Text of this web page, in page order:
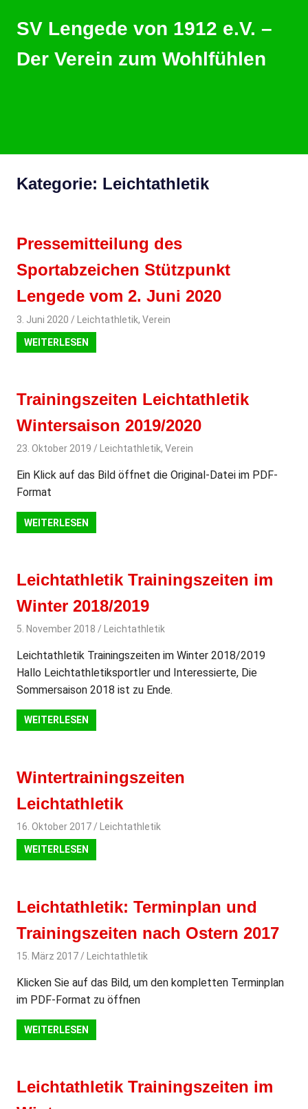
InhaltSV Lengede von 1912 e.V. –
Der Verein zum Wohlfühlen
Kategorie: Leichtathletik
Pressemitteilung des
Sportabzeichen Stützpunkt
Lengede vom 2. Juni 2020
3. Juni 2020 svladmin
Leichtathletik, Verein
WEITERLESEN
Trainingszeiten Leichtathletik
Wintersaison 2019/2020
23. Oktober 2019 svladmin
Leichtathletik, Verein
Ein Klick auf das Bild öffnet die Original-Datei im PDF-
Format
WEITERLESEN
Leichtathletik Trainingszeiten im
Winter 2018/2019
5. November 2018 svladmin
Leichtathletik
Leichtathletik Trainingszeiten im Winter 2018/2019
Hallo Leichtathletiksportler und Interessierte, Die
Sommersaison 2018 ist zu Ende.
WEITERLESEN
Wintertrainingszeiten
Leichtathletik
16. Oktober 2017 svladmin
Leichtathletik
WEITERLESEN
Leichtathletik: Terminplan und
Trainingszeiten nach Ostern 2017
15. März 2017 svladmin
Leichtathletik
Klicken Sie auf das Bild, um den kompletten Terminplan
im PDF-Format zu öffnen
WEITERLESEN
Leichtathletik Trainingszeiten im